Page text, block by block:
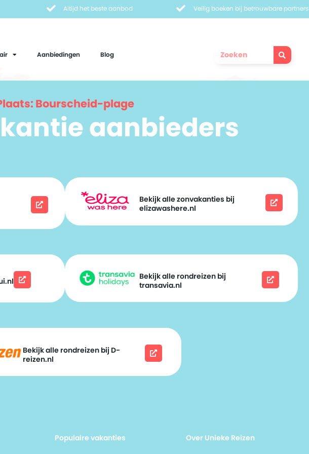
Altijd het beste aanbod Veilig boeken bij betrouwbare partners
Aanbiedingen Blog
Bourscheid-plage
aanbieders
Bekijk alle zonvakanties bij
elizawashere.nl
Bekijk alle rondreizen bij
transavia.nl
Bekijk alle rondreizen bij D-
reizen.nl
Populaire vakanties Over Unieke Reizen